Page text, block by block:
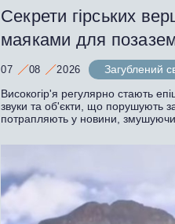
Секрети гірських
маяками для
07 08 2026
Загублений
Високогір'я регулярно стають
звуки та об'єкти, що порушують
потрапляють у новини,